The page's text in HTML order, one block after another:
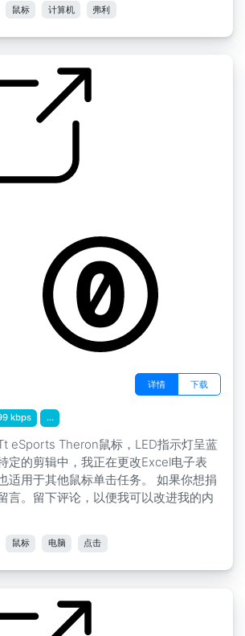
鼠标 计算机 弗利
详情 下载
kbps ...
eSports Theron鼠标，LED指示灯呈蓝
定的剪辑中，我正在更改Excel电子表
适用于其他鼠标单击任务。 如果你想捐
言。留下评论，以便我可以改进我的内
鼠标 电脑 点击